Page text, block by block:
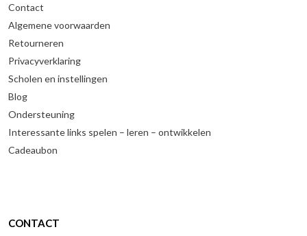
Contact
Algemene voorwaarden
Retourneren
Privacyverklaring
Scholen en instellingen
Blog
Ondersteuning
Interessante links spelen – leren – ontwikkelen
Cadeaubon
CONTACT